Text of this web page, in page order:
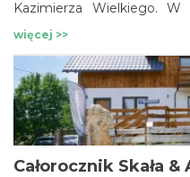
Kazimierza Wielkiego.
brakuje jednak może
zabytkowych budowli.
warowni pięknie
spichlerz, przeniesiony
Borowno. Obecnie mieści
więcej >>